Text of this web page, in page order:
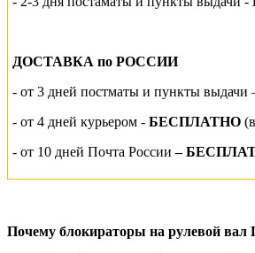
ДОСТАВКА по РОССИИ
- от 3 дней постматы и пункты выдачи
- от 4 дней курьером - БЕСПЛАТНО
- от 10 дней Почта России –
Почему блокираторы на рулевой вал